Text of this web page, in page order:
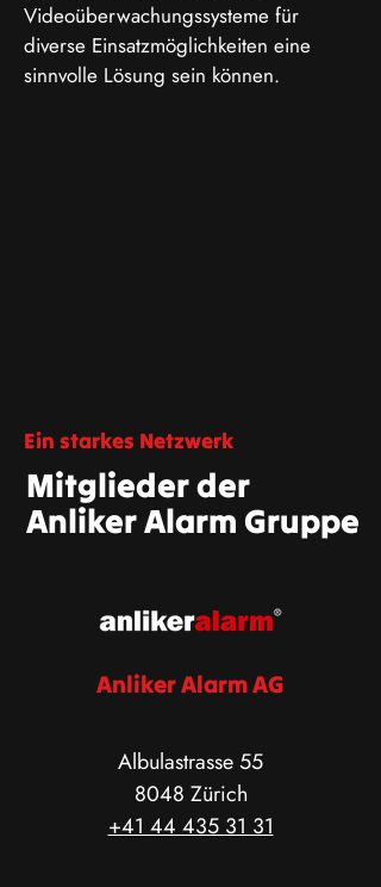
Videoüberwachungssysteme für
diverse Einsatzmöglichkeiten eine
sinnvolle Lösung sein können.
Ein starkes Netzwerk
Mitglieder der
Anliker Alarm Gruppe
Anliker Alarm AG
Albulastrasse 55
8048 Zürich
+41 44 435 31 31